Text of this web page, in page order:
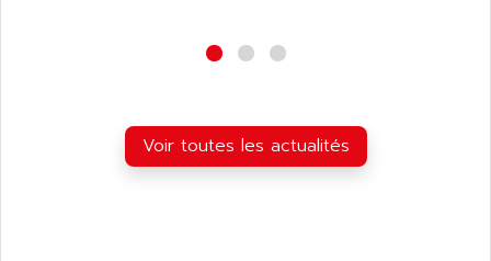
Voir toutes les actualités